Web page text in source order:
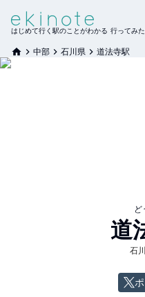
はじめて行く駅のことがわかる 行ってみ
中部 石川県 道法寺駅
ど
道
石